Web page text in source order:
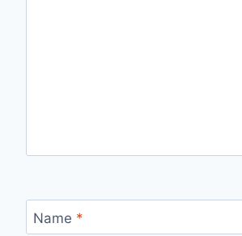
Name *